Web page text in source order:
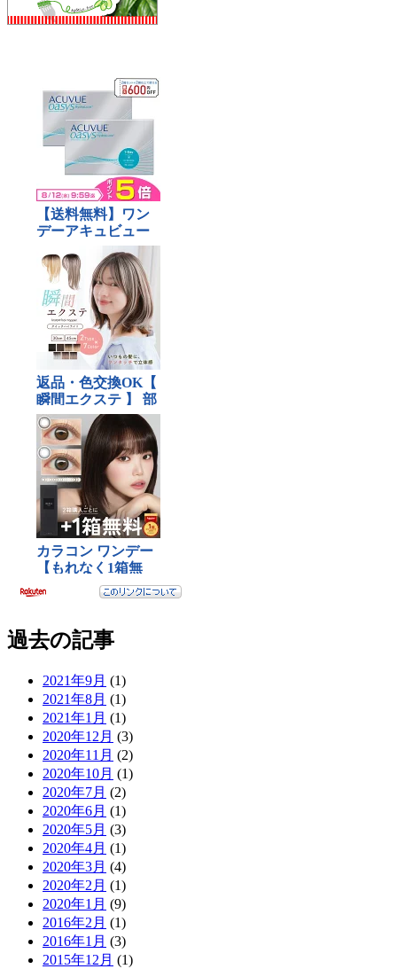
過去の記事
2021年9月 (1)
2021年8月 (1)
2021年1月 (1)
2020年12月 (3)
2020年11月 (2)
2020年10月 (1)
2020年7月 (2)
2020年6月 (1)
2020年5月 (3)
2020年4月 (1)
2020年3月 (4)
2020年2月 (1)
2020年1月 (9)
2016年2月 (1)
2016年1月 (3)
2015年12月 (1)